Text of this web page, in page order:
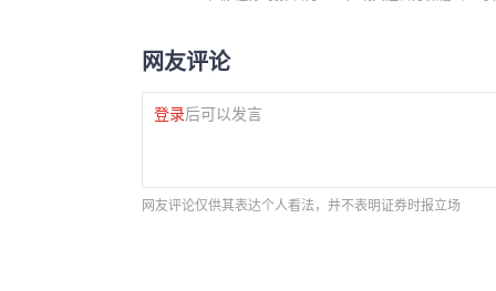
网友评论
登录后可以发言
网友评论仅供其表达个人看法，并不表明证券时报立场